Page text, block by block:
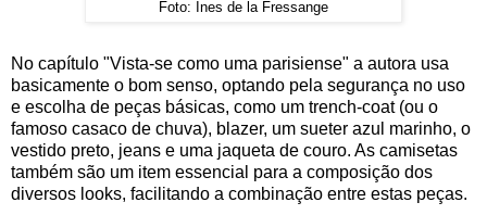
Foto: Ines de la Fressange
No capítulo "Vista-se como uma parisiense" a autora usa
basicamente o bom senso, optando pela segurança no uso
e escolha de peças básicas, como um trench-coat (ou o
famoso casaco de chuva), blazer, um sueter azul marinho, o
vestido preto, jeans e uma jaqueta de couro. As camisetas
também são um item essencial para a composição dos
diversos looks, facilitando a combinação entre estas peças.